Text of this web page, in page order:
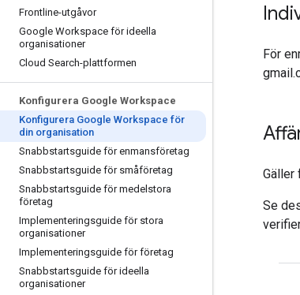
Frontline-utgåvor
Google Workspace för ideella
organisationer
Cloud Search-plattformen
Konfigurera Google Workspace
Konfigurera Google Workspace för
din organisation
Snabbstartsguide för enmansföretag
Snabbstartsguide för småföretag
Snabbstartsguide för medelstora
företag
Implementeringsguide för stora
organisationer
Implementeringsguide för företag
Snabbstartsguide för ideella
organisationer
För
Gäller
Se